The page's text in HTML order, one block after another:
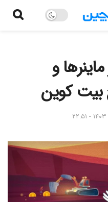
۲۰۲۴ بر ماینرها و
بیت کوین